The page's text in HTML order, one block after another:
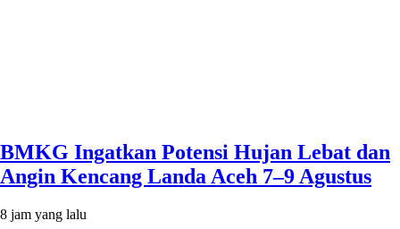
BMKG Ingatkan Potensi Hujan Lebat dan
Angin Kencang Landa Aceh 7–9 Agustus
8 jam yang lalu